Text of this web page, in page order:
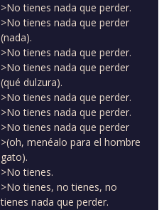
>No tienes nada que perder.
>No tienes nada que perder
(nada).
>No tienes nada que perder.
>No tienes nada que perder
(qué dulzura).
>No tienes nada que perder.
>No tienes nada que perder.
>No tienes nada que perder
>(oh, menéalo para el hombre
gato).
>No tienes.
>No tienes, no tienes, no
tienes nada que perder.